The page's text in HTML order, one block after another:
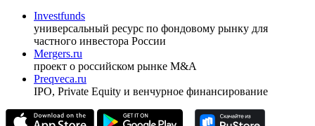
Investfunds
универсальный ресурс по фондовому рынку для
частного инвестора России
Mergers.ru
проект о российском рынке M&A
Preqveca.ru
IPO, Private Equity и венчурное финансирование